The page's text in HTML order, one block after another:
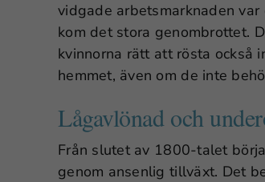
vidgade arbetsmarknaden
kom det stora genombrottet.
kvinnorna rätt att rösta också
hemmet, även om de inte
Lågavlönad och
Från slutet av 1800-talet
genom ansenlig tillväxt. Det